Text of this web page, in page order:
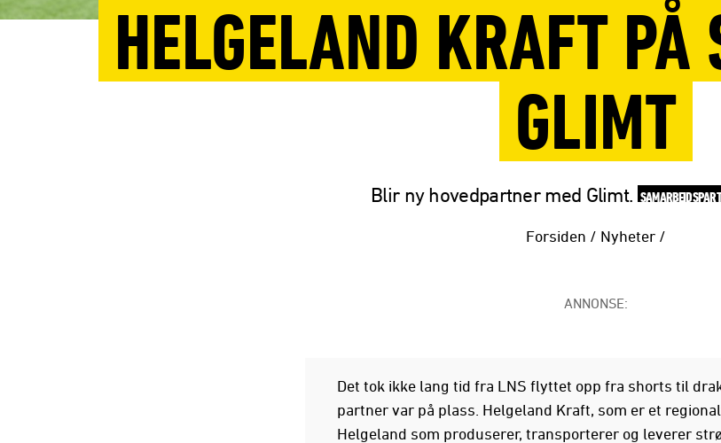
HELGELAND KRAFT PÅ
GLIMT
Blir ny hovedpartner med Glimt.
Forsiden / Nyheter /
ANNONSE:
Det tok ikke lang tid fra LNS flyttet opp fra shorts til
partner var på plass. Helgeland Kraft, som er et
Helgeland som produserer, transporterer og leverer